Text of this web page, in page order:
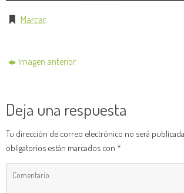
Marcar.
Imagen anterior
Deja una respuesta
Tu dirección de correo electrónico no será publicada.
obligatorios están marcados con *